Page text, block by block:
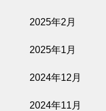
2025年2月
2025年1月
2024年12月
2024年11月